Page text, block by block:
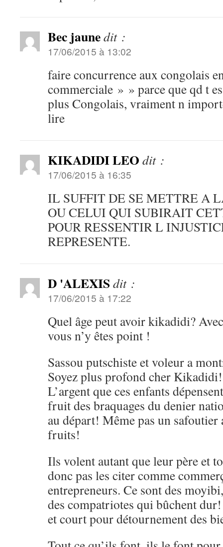
Bec jaunedit :
17/06/2015 à 13:02
faire concurrence aux congolais
commerciale » » parce que qd t
plus Congolais, vraiment n
lire
KIKADIDI LEO dit :
17/06/2015 à 16:35
IL SUFFIT DE SE METTRE A
OU CELUI QUI SUBIRAIT
POUR RESSENTIR L
REPRESENTE.
D 'ALEXIS dit :
17/06/2015 à 17:22
Quel âge peut avoir kikadidi?
vous n’y êtes point !
Sassou putschiste et voleur a
Soyez plus profond cher Kikadidi!
L’argent que ces enfants
fruit des braquages du denier
au départ! Même pas un safoutier
fruits!
Ils volent autant que leur père et
donc pas les citer comme
entrepreneurs. Ce sont des
des compatriotes qui bûchent
et court pour détournement des